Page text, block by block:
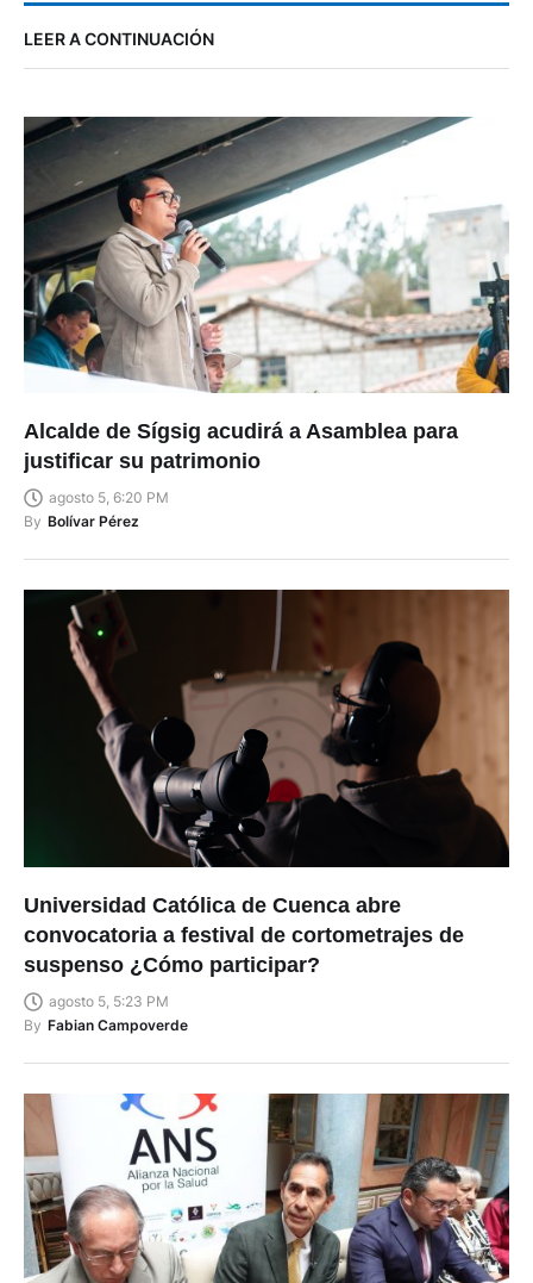
LEER A CONTINUACIÓN
Alcalde de Sígsig acudirá a Asamblea para
justificar su patrimonio
agosto 5, 6:20 PM
By Bolívar Pérez
Universidad Católica de Cuenca abre
convocatoria a festival de cortometrajes de
suspenso ¿Cómo participar?
agosto 5, 5:23 PM
By Fabian Campoverde